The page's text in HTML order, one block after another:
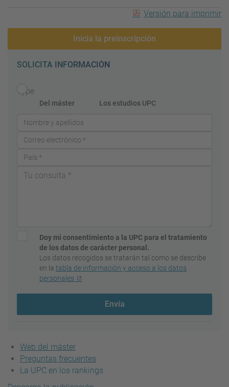
Versión para imprimir
Inicia la preinscripción
SOLICITA INFORMACIÓN
Type
Del máster Los estudios UPC
Doy mi consentimiento a la UPC para el tratamiento
de los datos de carácter personal.
Los datos recogidos se tratarán tal como se describe
en la tabla de información y acceso a los datos
personales
Envía
Web del máster
Preguntas frecuentes
La UPC en los rankings